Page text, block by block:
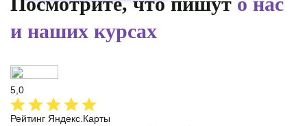
и наших курсах
5,0
Рейтинг Яндекс.Карты